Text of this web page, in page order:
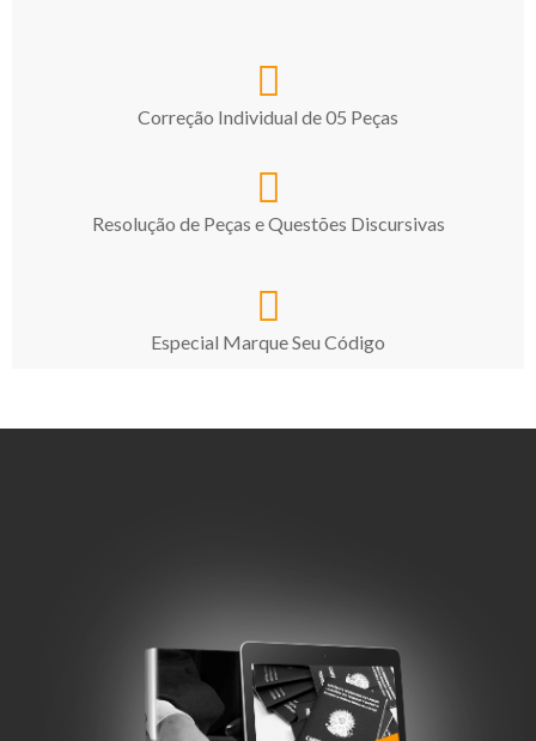
Correção Individual de 05 Peças
Resolução de Peças e Questões Discursivas
Especial Marque Seu Código